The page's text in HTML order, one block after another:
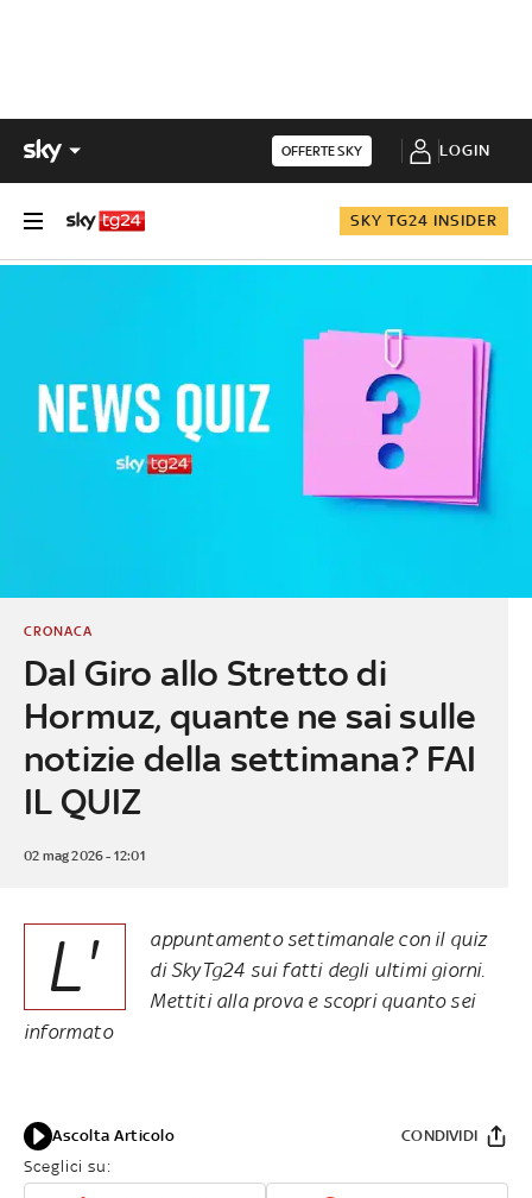
OFFERTE SKY LOGIN
SKY TG24 INSIDER
Dal Giro allo Stretto di
Hormuz, quante ne sai sulle
notizie della settimana? FAI
IL QUIZ
CRONACA
02 mag 2026 - 12:01
L'
appuntamento settimanale con il quiz
di SkyTg24 sui fatti degli ultimi giorni.
Mettiti alla prova e scopri quanto sei
informato
Ascolta Articolo
Sceglici su:
CONDIVIDI